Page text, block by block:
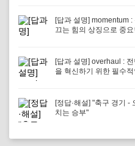
[답과 설명] momentum
끄는 힘의 상징으로 중
[답과 설명] overhaul :
을 혁신하기 위한 필수
[정답·해설] "축구 경기 -
치는 승부"